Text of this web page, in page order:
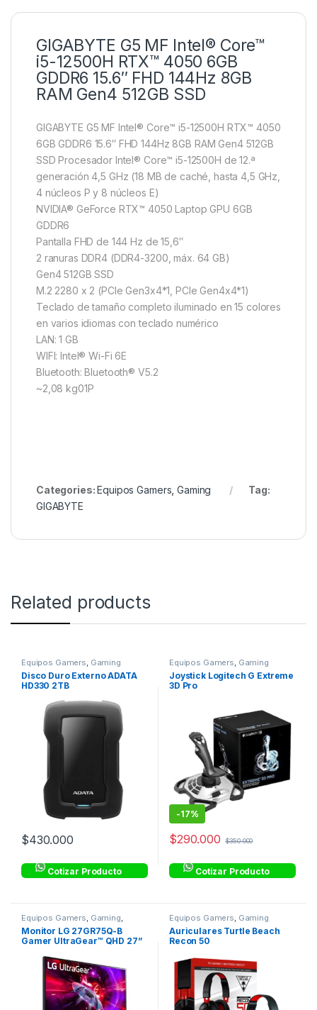
GIGABYTE G5 MF Intel® Core™
i5-12500H RTX™ 4050 6GB
GDDR6 15.6″ FHD 144Hz 8GB
RAM Gen4 512GB SSD
GIGABYTE G5 MF Intel® Core™ i5-12500H RTX™ 4050
6GB GDDR6 15.6″ FHD 144Hz 8GB RAM Gen4 512GB
SSDProcesador Intel® Core™ i5-12500H de 12.ª
generación 4,5 GHz (18 MB de caché, hasta 4,5 GHz,
4 núcleos P y 8 núcleos E)
NVIDIA® GeForce RTX™ 4050 Laptop GPU 6GB
GDDR6
Pantalla FHD de 144 Hz de 15,6″
2 ranuras DDR4 (DDR4-3200, máx. 64 GB)
Gen4 512GB SSD
M.2 2280 x 2 (PCIe Gen3x4*1, PCIe Gen4x4*1)
Teclado de tamaño completo iluminado en 15 colores
en varios idiomas con teclado numérico
LAN: 1 GB
WIFI: Intel® Wi-Fi 6E
Bluetooth: Bluetooth® V5.2
~2,08 kg01P
Categories:Equipos Gamers ,Gaming
Tag:
GIGABYTE
Related products
Equipos Gamers, Gaming
Disco Duro Externo ADATA
HD330 2TB
$430.000
Cotizar Producto
Equipos Gamers, Gaming
Joystick Logitech G Extreme
3D Pro
-17%
$290.000 $350.000
Cotizar Producto
Equipos Gamers, Gaming,
Monitores
Monitor LG 27GR75Q-B
Gamer UltraGear™ QHD 27”
sRGB99%
Equipos Gamers, Gaming
Auriculares Turtle Beach
Recon 50